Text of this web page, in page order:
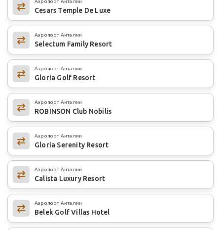
Аэропорт Анталии
Cesars Temple De Luxe
Аэропорт Анталии
Selectum Family Resort
Аэропорт Анталии
Gloria Golf Resort
Аэропорт Анталии
ROBINSON Club Nobilis
Аэропорт Анталии
Gloria Serenity Resort
Аэропорт Анталии
Calista Luxury Resort
Аэропорт Анталии
Belek Golf Villas Hotel